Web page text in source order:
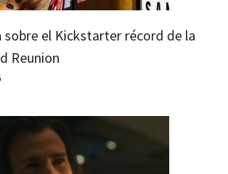
sobre el Kickstarter récord de la
Reunion